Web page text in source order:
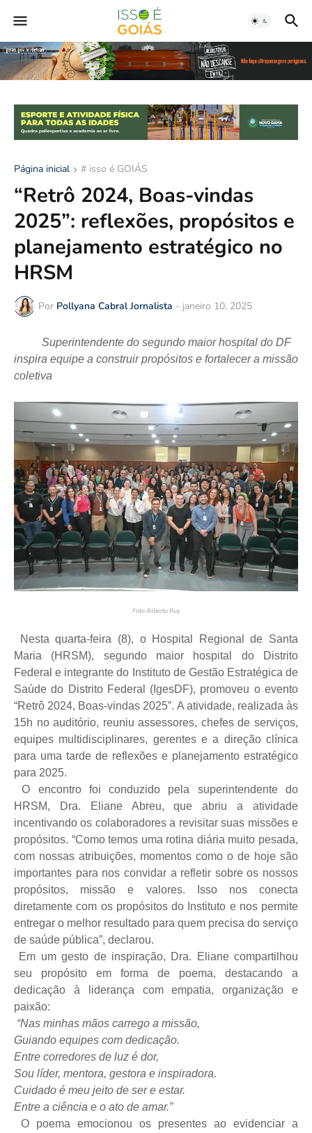
Página inicial # isso é GOIÁS
“Retrô 2024, Boas-vindas
2025”: reflexões, propósitos e
planejamento estratégico no
HRSM
Por Pollyana Cabral Jornalista - janeiro 10, 2025
Superintendente do segundo maior hospital do DF
inspira equipe a construir propósitos e fortalecer a missão
coletiva
Foto Alberto Ruy
Nesta quarta-feira (8), o Hospital Regional de Santa
Maria (HRSM), segundo maior hospital do Distrito
Federal e integrante do Instituto de Gestão Estratégica de
Saúde do Distrito Federal (IgesDF), promoveu o evento
“Retrô 2024, Boas-vindas 2025”. A atividade, realizada às
15h no auditório, reuniu assessores, chefes de serviços,
equipes multidisciplinares, gerentes e a direção clínica
para uma tarde de reflexões e planejamento estratégico
para 2025.
O encontro foi conduzido pela superintendente do
HRSM, Dra. Eliane Abreu, que abriu a atividade
incentivando os colaboradores a revisitar suas missões e
propósitos. “Como temos uma rotina diária muito pesada,
com nossas atribuições, momentos como o de hoje são
importantes para nos convidar a refletir sobre os nossos
propósitos, missão e valores. Isso nos conecta
diretamente com os propósitos do Instituto e nos permite
entregar o melhor resultado para quem precisa do serviço
de saúde pública”, declarou.
Em um gesto de inspiração, Dra. Eliane compartilhou
seu propósito em forma de poema, destacando a
dedicação à liderança com empatia, organização e
paixão:
“Nas minhas mãos carrego a missão,
Guiando equipes com dedicação.
Entre corredores de luz é dor,
Sou líder, mentora, gestora e inspiradora.
Cuidado é meu jeito de ser e estar.
Entre a ciência e o ato de amar.”
O poema emocionou os presentes ao evidenciar a